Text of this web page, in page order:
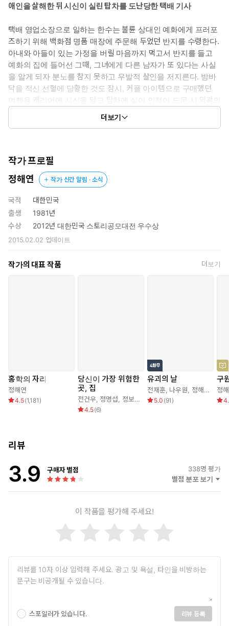
애인을 살해한 뒤 시신이 실린 탑차를 도난당한 택배 기사
택배 영업소장으로 일하는 한수는 불륜 상대인 예화에게 프러포
즈하기 위해 백화점 명품 매장에 주문해 두었던 반지를 수령한다.
아내와 아들이 있는 가정을 버릴 마음까지 먹고서 반지를 들고
예화의 집에 들어선 그때, 그녀에게 다른 남자가 또 있다는 사실
을 알게 되자 분노를 참지 못하고 우발적 살인을 저지른다. 방바
닥을 적신 선혈에 당황한 것도 잠시, 커플 아이템으로 구매했던
여행용 캐리어에 시신을 담고 탑차에 실어 인적이 드문 시 외곽의
호수에 유기하는 계획을 세운다.
작정한 대로 예화의 시신과 옷가지를 담은 캐리어를 탑차에 싣고 문
을 닫은 순간, 차주이자 운전자인 한수 없이 탑차가 저절로 출발하
는 믿을 수 없는 일이 일어난다! 경찰에 신고할 수도 없고, 어쩔 도리
없이 담배만 피우며 차량 도난범의 연락을 기다리고 있을 때, 한 통
의 전화가 걸려 온다. “차에 재미있는 게 실렸던데?” 범인은 정신을
차리려 애쓰는 한수에게 사람 죽인 값으로 이 정도는 쳐야 하지 않
겠냐며 3일 내로 3억을 마련하라는 미션을 던진다.
모아 두기는커녕 마이너스만 찍힌 통장을 확인한 한수는 애꿎은 아
더보기
작가 프로필
정해연
작가 신간 알림 · 소식
국적
대한민국
출생
1981년
수상
2012년 대한민국 스토리공모대전 우수상
2015.02.02 업데이트
작가의 대표 작품 더보기
홍학의 자리
정해연
4.5(1,181 )
당신이 가장 위험한
곳, 집
전건우 정명섭 정보라 정해연
4.5(6)
유괴의 날
전재훈, 나우원 정해연
5.0 (91 )
구
정
리뷰
3.9 구매자 별점 338명 평가
별점 분포 보기
이 작품을 평가해 주세요!
스포일러가 있습니다. 리뷰 등록